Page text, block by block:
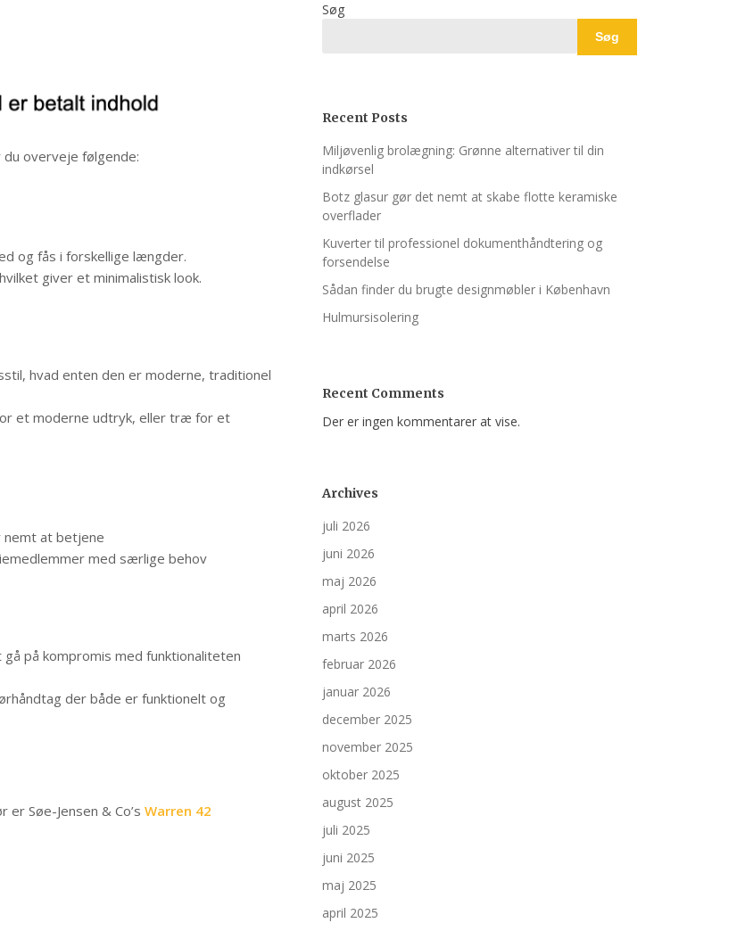
overveje følgende:
og fås i forskellige længder.
giver et minimalistisk look.
hvad enten den er moderne, traditionel
et moderne udtryk, eller træ for et
nemt at betjene
med særlige behov
på kompromis med funktionaliteten
der både er funktionelt og
Søe-Jensen & Co’s Warren 42
Søg
Søg
Recent Posts
Miljøvenlig brolægning: Grønne alternativer til din
indkørsel
Botz glasur gør det nemt at skabe flotte keramiske
overflader
Kuverter til professionel dokumenthåndtering og
forsendelse
Sådan finder du brugte designmøbler i København
Hulmursisolering
Recent Comments
Der er ingen kommentarer at vise.
Archives
juli 2026
juni 2026
maj 2026
april 2026
marts 2026
februar 2026
januar 2026
december 2025
november 2025
oktober 2025
august 2025
juli 2025
juni 2025
maj 2025
april 2025